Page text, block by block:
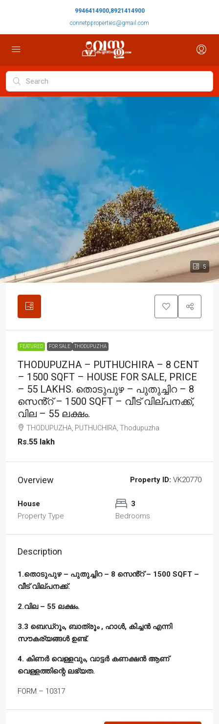
9946414900,8921414900
connetpproperties@gmail.com
5
FEATURED FOR SALE THODUPUZHA
THODUPUZHA – PUTHUCHIRA – 8 CENT
– 1500 SQFT – HOUSE FOR SALE, PRICE
– 55 LAKHS. തൊടുപുഴ – പുതുച്ചിറ – 8
സെൻ്റ് – 1500 SQFT – വീട് വില്പനക്ക്,
വില – 55 ലക്ഷം.
THODUPUZHA, PUTHUCHIRA, Thodupuzha
Rs.55 lakh
Overview Property ID: VK20770
House
Property Type
3
Bedrooms
Description
1.തൊടുപുഴ – പുതുച്ചിറ – 8 സെൻ്റ് – 1500 SQFT –
വീട് വില്പനക്ക്.
2.വില – 55 ലക്ഷം.
3.3 ബെഡ്‌റൂം, ബാത്രൂം , ഹാൾ, കിച്ചൻ എന്നി
സൗകര്യങ്ങൾ ഉണ്ട്.
4. കിണർ വെള്ളവും, വാട്ടർ കണക്ഷൻ ആണ്
വെള്ളത്തിന്റെ ലഭ്യത.
FORM – 10317